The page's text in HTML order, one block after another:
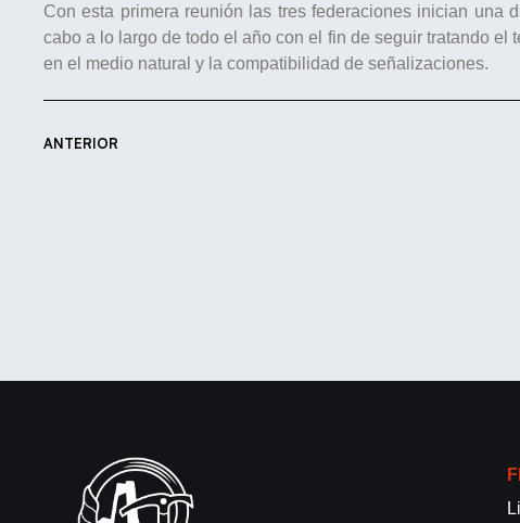
Con esta primera ​reunión las tres federaciones inician una
cabo a lo largo de todo el año con el fin de seguir ​tratando el
en el medio natural y la compatibilidad de señalizaciones.
ANTERIOR